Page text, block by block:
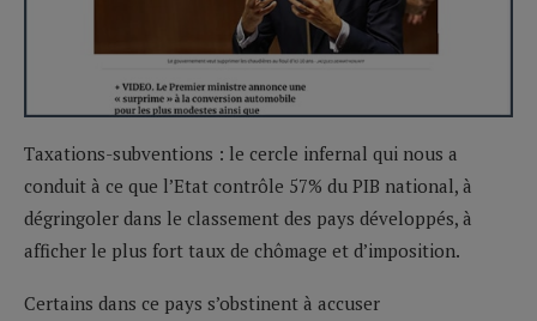
Taxations-subventions : le cercle infernal qui nous a
conduit à ce que l’Etat contrôle 57% du PIB national, à
dégringoler dans le classement des pays développés, à
afficher le plus fort taux de chômage et d’imposition.
Certains dans ce pays s’obstinent à accuser